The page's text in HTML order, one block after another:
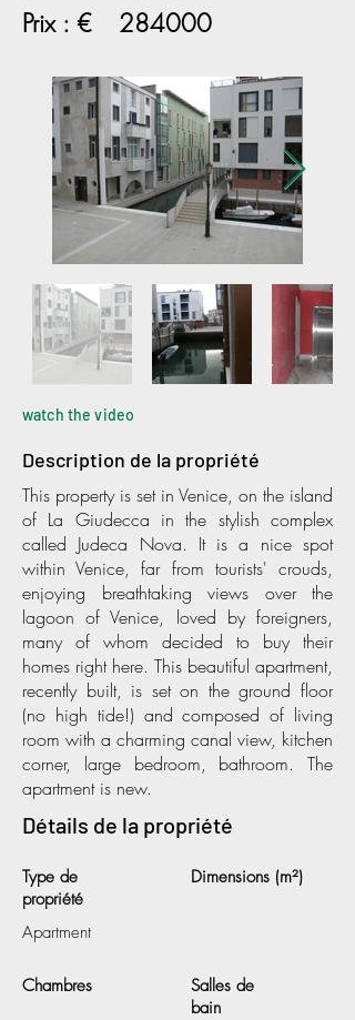
Prix : € 284000
watch the video
Description de la propriété
This property is set in Venice, on the island
of La Giudecca in the stylish complex
called Judeca Nova. It is a nice spot
within Venice, far from tourists' crouds,
enjoying breathtaking views over the
lagoon of Venice, loved by foreigners,
many of whom decided to buy their
homes right here. This beautiful apartment,
recently built, is set on the ground floor
(no high tide!) and composed of living
room with a charming canal view, kitchen
corner, large bedroom, bathroom. The
apartment is new.
Détails de la propriété
Type de
propriété
Apartment
Chambres
Dimensions (m²)
Salles de
bain